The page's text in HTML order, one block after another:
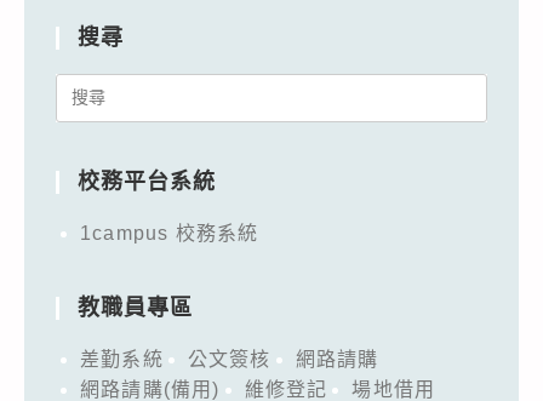
搜尋
Search
校務平台系統
1campus 校務系統
教職員專區
差勤系統 公文簽核
網路請購
網路請購(備用)
維修登記
場地借用